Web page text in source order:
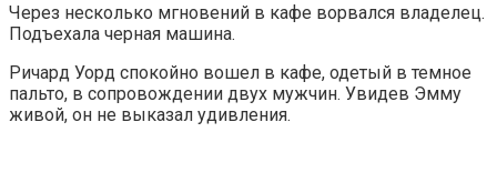
Через несколько мгновений в кафе ворвался владелец.
Подъехала черная машина.
Ричард Уорд спокойно вошел в кафе, одетый в темное
пальто, в сопровождении двух мужчин. Увидев Эмму
живой, он не выказал удивления.